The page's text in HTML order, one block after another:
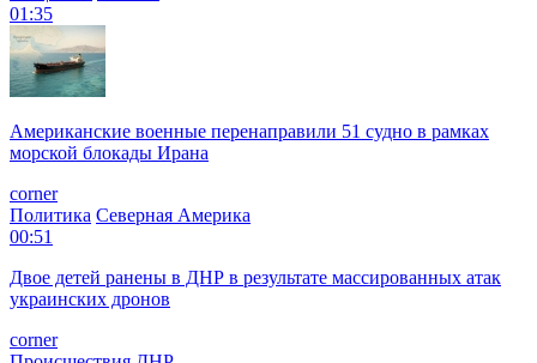
01:35
Американские военные перенаправили 51 судно в рамках
морской блокады Ирана
corner
Политика Северная Америка
00:51
Двое детей ранены в ДНР в результате массированных атак
украинских дронов
corner